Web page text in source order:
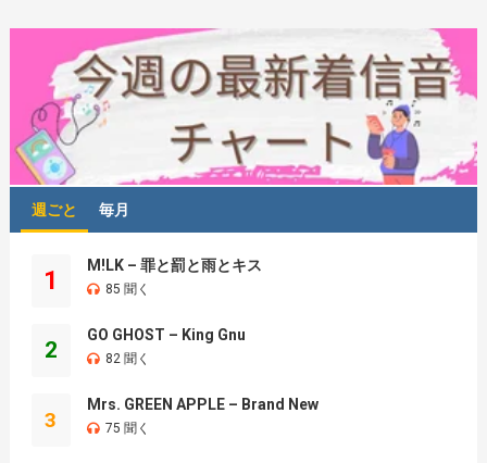
週ごと 毎月
1
M!LK – 罪と罰と雨とキス
85 聞く
2
GO GHOST – King Gnu
82 聞く
3
Mrs. GREEN APPLE – Brand New
75 聞く